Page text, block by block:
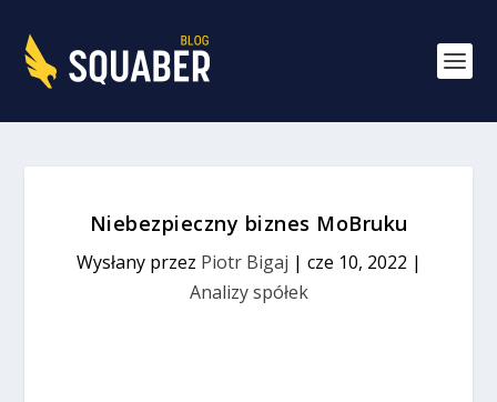
Niebezpieczny biznes MoBruku
Wysłany przez Piotr Bigaj | cze 10, 2022 |
Analizy spółek